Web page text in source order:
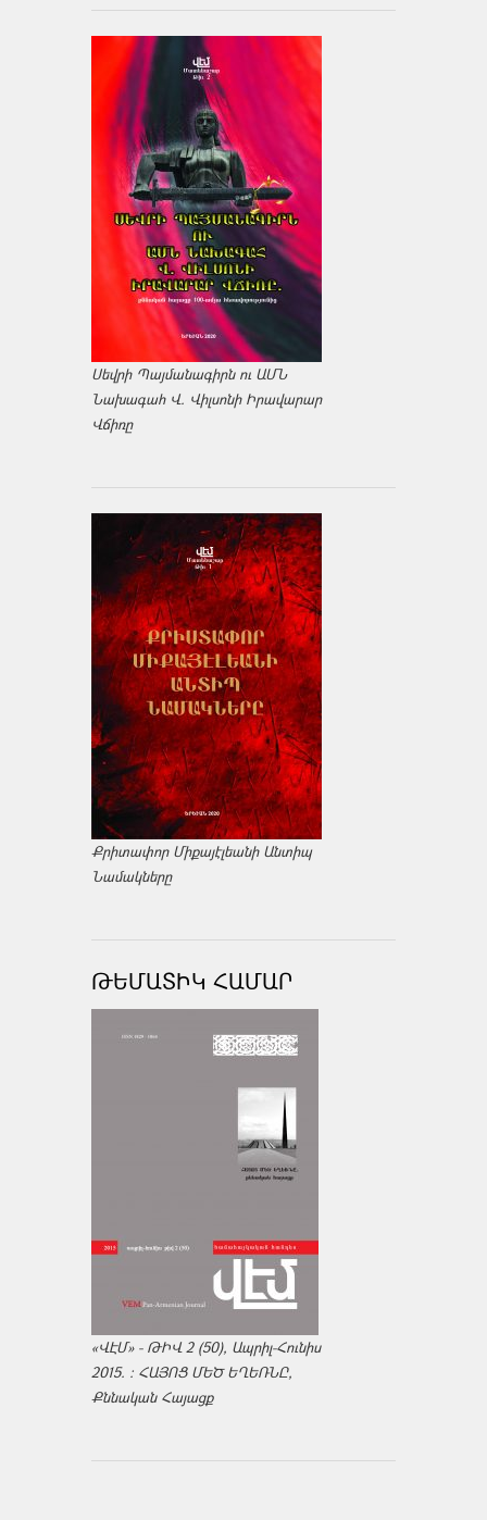
Սեվրի Պայմանագիրն ու ԱՄՆ
Նախագահ Վ. Վիլսոնի Իրավարար
Վճիռը
Քրիտափոր Միքայէլեանի Անտիպ
Նամակները
ԹԵՄԱՏԻԿ ՀԱՄԱՐ
«ՎԷՄ» - ԹԻՎ 2 (50), Ապրիլ-Հունիս
2015. : ՀԱՅՈՑ ՄԵԾ ԵՂԵՌՆԸ,
Քննական Հայացք